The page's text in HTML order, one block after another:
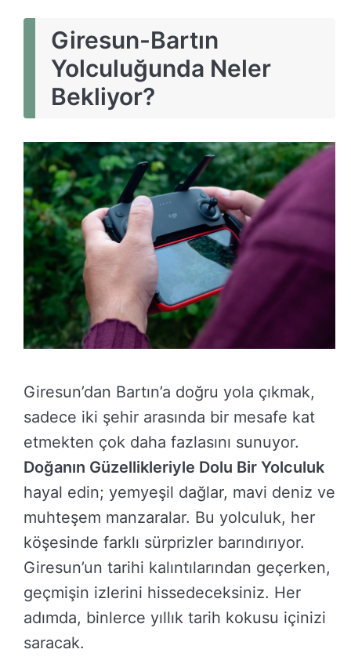
Giresun-Bartın
Yolculuğunda Neler
Bekliyor?
Giresun’dan Bartın’a doğru yola çıkmak,
sadece iki şehir arasında bir mesafe kat
etmekten çok daha fazlasını sunuyor.
Doğanın Güzellikleriyle Dolu Bir Yolculuk
hayal edin; yemyeşil dağlar, mavi deniz ve
muhteşem manzaralar. Bu yolculuk, her
köşesinde farklı sürprizler barındırıyor.
Giresun’un tarihi kalıntılarından geçerken,
geçmişin izlerini hissedeceksiniz. Her
adımda, binlerce yıllık tarih kokusu içinizi
saracak.